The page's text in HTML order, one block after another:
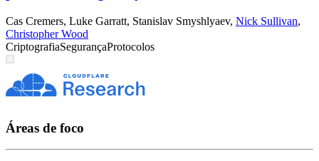
Cas Cremers, Luke Garratt, Stanislav Smyshlyaev, Nick Sullivan,
Christopher Wood
CriptografiaSegurançaProtocolos
Áreas de foco